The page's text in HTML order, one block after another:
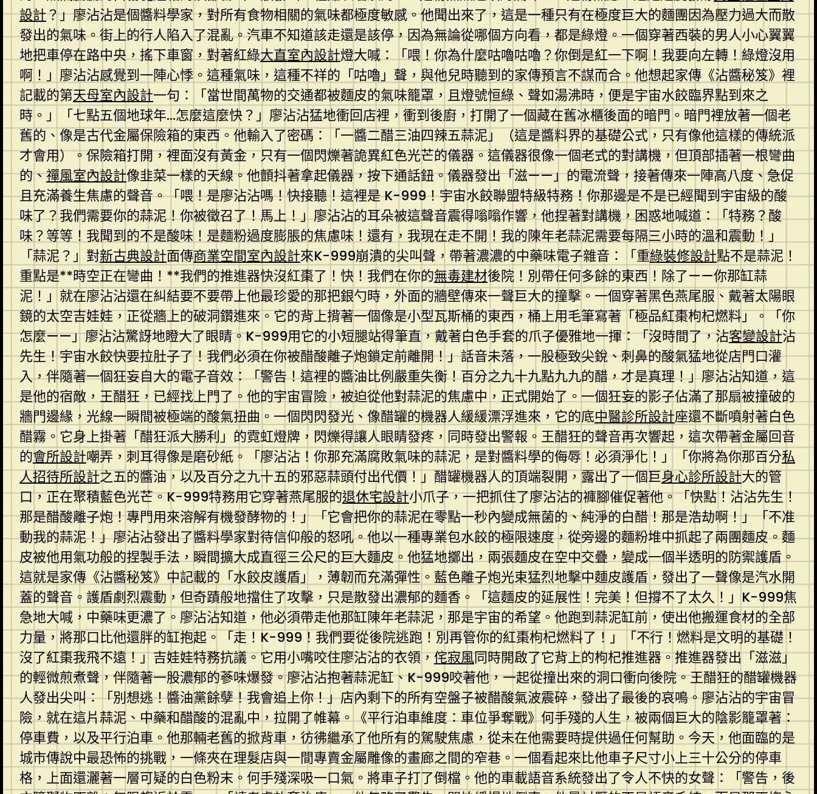
設計？」廖沾沾是個醬料學家，對所有食物相關的氣味都極度敏感。他聞出來了，這是一種只有在極度巨大的麵團因為壓力過大而散
發出的氣味。街上的行人陷入了混亂。汽車不知道該走還是該停，因為無論從哪個方向看，都是綠燈。一個穿著西裝的男人小心翼翼
地把車停在路中央，搖下車窗，對著紅綠大直室內設計燈大喊：「喂！你為什麼咕嚕咕嚕？你倒是紅一下啊！我要向左轉！綠燈沒用
啊！」廖沾沾感覺到一陣心悸。這種氣味，這種不祥的「咕嚕」聲，與他兒時聽到的家傳預言不謀而合。他想起家傳《沾醬秘笈》裡
記載的第天母室內設計一句：「當世間萬物的交通都被麵皮的氣味籠罩，且燈號恒綠、聲如湯沸時，便是宇宙水餃臨界點到來之
時。」「七點五個地球年…怎麼這麼快？」廖沾沾猛地衝回店裡，衝到後廚，打開了一個藏在舊冰櫃後面的暗門。暗門裡放著一個老
舊的、像是古代金屬保險箱的東西。他輸入了密碼：「一醬二醋三油四辣五蒜泥」（這是醬料界的基礎公式，只有像他這樣的傳統派
才會用）。保險箱打開，裡面沒有黃金，只有一個閃爍著詭異紅色光芒的儀器。這儀器很像一個老式的對講機，但頂部插著一根彎曲
的、禪風室內設計像韭菜一樣的天線。他顫抖著拿起儀器，按下通話鈕。儀器發出「滋——」的電流聲，接著傳來一陣高八度、急促
且充滿養生焦慮的聲音。「喂！是廖沾沾嗎！快接聽！這裡是 K-999！宇宙水餃聯盟特級特務！你那邊是不是已經聞到宇宙級的酸
味了？我們需要你的蒜泥！你被徵召了！馬上！」廖沾沾的耳朵被這聲音震得嗡嗡作響，他捏著對講機，困惑地喊道：「特務？酸
味？等等！我聞到的不是酸味！是麵粉過度膨脹的焦慮味！還有，我現在走不開！我的陳年老蒜泥需要每隔三小時的溫和震動！」
「蒜泥？」對新古典設計面傳商業空間室內設計來K-999崩潰的尖叫聲，帶著濃濃的中藥味電子雜音：「重綠裝修設計點不是蒜泥！
重點是**時空正在彎曲！**我們的推進器快沒紅棗了！快！我們在你的無毒建材後院！別帶任何多餘的東西！除了——你那缸蒜
泥！」就在廖沾沾還在糾結要不要帶上他最珍愛的那把銀勺時，外面的牆壁傳來一聲巨大的撞擊。一個穿著黑色燕尾服、戴著太陽眼
鏡的太空吉娃娃，正從牆上的破洞鑽進來。它的背上揹著一個像是小型瓦斯桶的東西，桶上用毛筆寫著「極品紅棗枸杞燃料」。「你
怎麼——」廖沾沾驚訝地瞪大了眼睛。K-999用它的小短腿站得筆直，戴著白色手套的爪子優雅地一揮：「沒時間了，沾客變設計沾
先生！宇宙水餃快要拉肚子了！我們必須在你被醋酸離子炮鎖定前離開！」話音未落，一股極致尖銳、刺鼻的酸氣猛地從店門口灌
入，伴隨著一個狂妄自大的電子音效：「警告！這裡的醬油比例嚴重失衡！百分之九十九點九九的醋，才是真理！」廖沾沾知道，這
是他的宿敵，王醋狂，已經找上門了。他的宇宙冒險，被迫從他對蒜泥的焦慮中，正式開始了。一個狂妄的影子佔滿了那扇被撞破的
牆門邊緣，光線一瞬間被極端的酸氣扭曲。一個閃閃發光、像醋罐的機器人緩緩漂浮進來，它的底中醫診所設計座還不斷噴射著白色
醋霧。它身上掛著「醋狂派大勝利」的霓虹燈牌，閃爍得讓人眼睛發疼，同時發出警報。王醋狂的聲音再次響起，這次帶著金屬回音
的會所設計嘲弄，刺耳得像是磨砂紙。「廖沾沾！你那充滿腐敗氣味的蒜泥，是對醬料學的侮辱！必須淨化！」「你將為你那百分私
人招待所設計之五的醬油，以及百分之九十五的邪惡蒜頭付出代價！」醋罐機器人的頂端裂開，露出了一個巨身心診所設計大的管
口，正在聚積藍色光芒。K-999特務用它穿著燕尾服的退休宅設計小爪子，一把抓住了廖沾沾的褲腳催促著他。「快點！沾沾先生！
那是醋酸離子炮！專門用來溶解有機發酵物的！」「它會把你的蒜泥在零點一秒內變成無菌的、純淨的白醋！那是浩劫啊！」「不准
動我的蒜泥！」廖沾沾發出了醬料學家對待信仰般的怒吼。他以一種專業包水餃的極限速度，從旁邊的麵粉堆中抓起了兩團麵皮。麵
皮被他用氣功般的捏製手法，瞬間擴大成直徑三公尺的巨大麵皮。他猛地擲出，兩張麵皮在空中交疊，變成一個半透明的防禦護盾。
這就是家傳《沾醬秘笈》中記載的「水餃皮護盾」，薄韌而充滿彈性。藍色離子炮光束猛烈地擊中麵皮護盾，發出了一聲像是汽水開
蓋的聲音。護盾劇烈震動，但奇蹟般地擋住了攻擊，只是散發出濃郁的麵香。「這麵皮的延展性！完美！但撐不了太久！」K-999焦
急地大喊，中藥味更濃了。廖沾沾知道，他必須帶走他那缸陳年老蒜泥，那是宇宙的希望。他跑到蒜泥缸前，使出他搬運食材的全部
力量，將那口比他還胖的缸抱起。「走！K-999！我們要從後院逃跑！別再管你的紅棗枸杞燃料了！」「不行！燃料是文明的基礎！
沒了紅棗我飛不遠！」吉娃娃特務抗議。它用小嘴咬住廖沾沾的衣領，侘寂風同時開啟了它背上的枸杞推進器。推進器發出「滋滋」
的輕微煎煮聲，伴隨著一股濃郁的蔘味爆發。廖沾沾抱著蒜泥缸、K-999咬著他，一起從撞出來的洞口衝向後院。王醋狂的醋罐機器
人發出尖叫：「別想逃！醬油黨餘孽！我會追上你！」店內剩下的所有空盤子被醋酸氣波震碎，發出了最後的哀鳴。廖沾沾的宇宙冒
險，就在這片蒜泥、中藥和醋酸的混亂中，拉開了帷幕。《平行泊車維度：車位爭奪戰》何手殘的人生，被兩個巨大的陰影籠罩著：
停車費，以及平行泊車。他那輛老舊的掀背車，彷彿繼承了他所有的駕駛焦慮，從未在他需要時提供過任何幫助。今天，他面臨的是
城市傳說中最恐怖的挑戰，一條夾在理髮店與一間專賣金屬雕像的畫廊之間的窄巷。一個看起來比他車子尺寸小上三十公分的停車
格，上面還灑著一層可疑的白色粉末。何手殘深吸一口氣。將車子打了倒檔。他的車載語音系統發出了令人不快的女聲：「警告，後